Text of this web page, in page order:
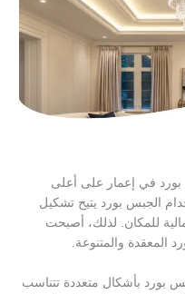
في إعمار على أعلى
الجبس بورد يتيح تشكيل
للمكان. لذلك، أصبحت
المعقدة والمتنوعة.
بورد بأشكال متعددة تتناسب